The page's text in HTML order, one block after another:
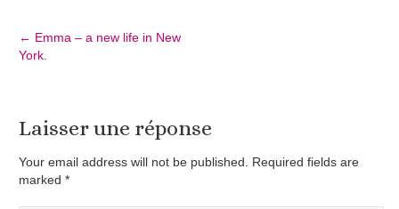
← Emma – a new life in New
York.
Laisser une réponse
Your email address will not be published. Required fields are
marked*